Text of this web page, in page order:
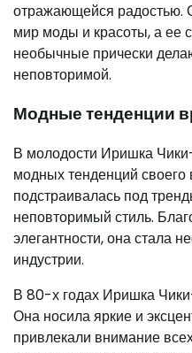
отражающейся радостью.
мир моды и красоты, а ее
необычные прически
неповторимой.
Модные тенденции
В молодости Иришка
модных тенденций
подстраивалась под
неповторимый стиль.
элегантности, она стала
индустрии.
В 80-х годах Иришка
Она носила яркие и
привлекали внимание